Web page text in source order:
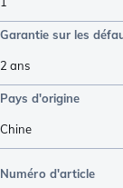
Garantie sur les
2 ans
Pays d'origine
Chine
Numéro d'article